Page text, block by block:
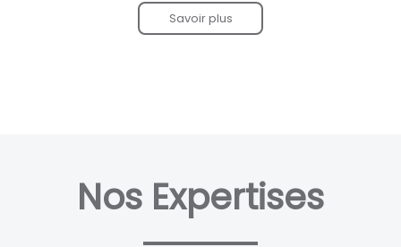
Savoir plus
Nos Expertises